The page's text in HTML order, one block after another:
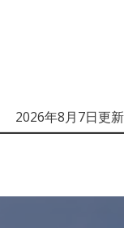
2026年8月7日更新